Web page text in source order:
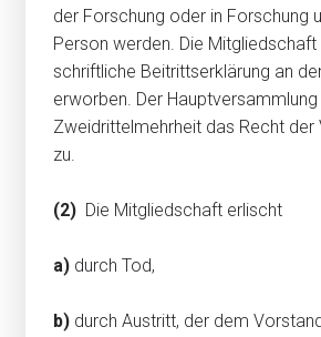
der Forschung oder in Forschung
Person werden. Die
schriftliche Beitrittserklärung an
erworben. Der
Zweidrittelmehrheit das Recht der
zu.
(2) Die Mitgliedschaft erlischt
a) durch Tod,
b) durch Austritt, der dem